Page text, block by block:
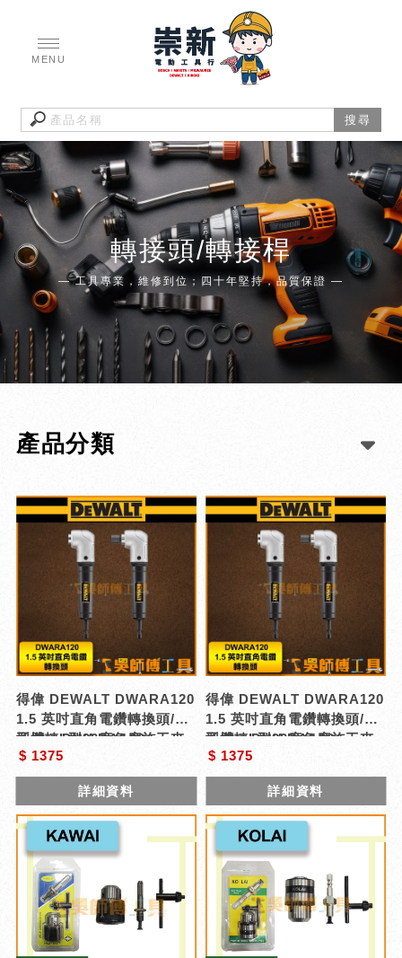
轉接頭/轉接桿
產品分類
得偉 DEWALT DWARA120
1.5 英吋直角電鑽轉換頭/起
子機轉L型90度角度施工夾
頭接桿
型號 : DWARA120
$ 1375
詳細資料
得偉 DEWALT DWARA120
1.5 英吋直角電鑽轉換頭/起
子機轉L型90度角度施工夾
頭接桿
型號 : DWARA120
$ 1375
詳細資料